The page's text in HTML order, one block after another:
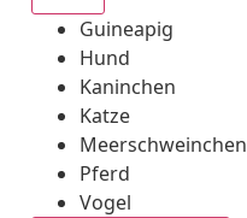
Guineapig
Hund
Kaninchen
Katze
Meerschweinchen
Pferd
Vogel